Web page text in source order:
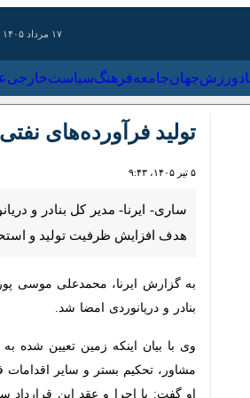
اقتصاد ورزش جهان جامعه فرهنگ
تولید فرآورده‌های نفتی